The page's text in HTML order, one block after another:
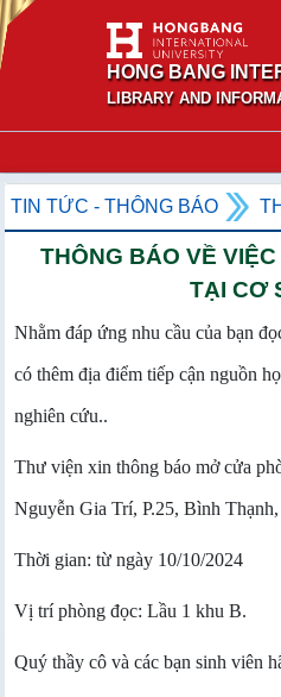
HONG BANG
LIBRARY AND
TIN TỨC - THÔNG BÁO
THÔNG BÁO VỀ
TẠI CƠ
Nhằm đáp ứng nhu cầu của bạn
có thêm địa điểm tiếp cận nguồn
nghiên cứu..
Thư viện xin thông báo mở cửa
Nguyễn Gia Trí, P.25, Bình
Thời gian: từ ngày 10/10/2024
Vị trí phòng đọc: Lầu 1 khu B.
Quý thầy cô và các bạn sinh viên